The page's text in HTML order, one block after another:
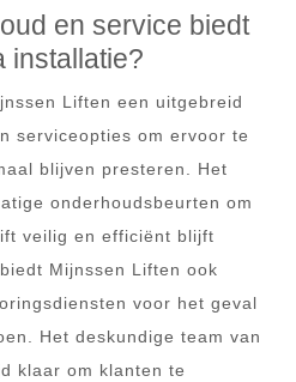
en service biedt
installatie?
Liften een uitgebreid
serviceopties om ervoor te
blijven presteren. Het
onderhoudsbeurten om
veilig en efficiënt blijft
Mijnssen Liften ook
voor het geval
Het deskundige team van
klaar om klanten te